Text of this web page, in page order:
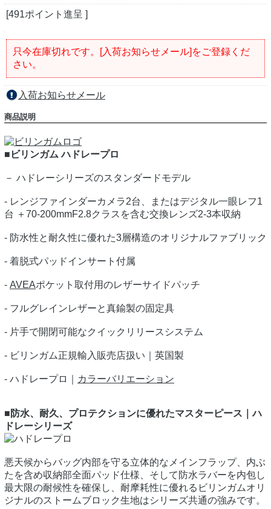
[491ポイント進呈 ]
只今在庫切れです。[入荷お知らせメール]をご登録くだ
さい。
入荷お知らせメール
商品説明
■ビリンガム ハドレープロ
－ ハドレーシリーズのスタンダードモデル
- レンジファインダーカメラ2台、またはデジタル一眼レフ1
台 ＋70-200mmF2.8クラスを含む交換レンズ2-3本収納
- 防水性と耐久性に優れた3層構造のオリジナルファブリック
- 着脱式パッドインサート付属
- AVEAポケット取付用のレザーサイドパッチ
- フルグレインレザーと真鍮製の固定具
- 片手で開閉可能なクイックリリースシステム
- ビリンガム正規輸入販売店扱い｜英国製
- ハドレープロ｜ カラーバリエーション
■防水、耐久、プロテクションに優れたマスターピース｜ハ
ドレーシリーズ
悪天候からバッグ内部を守る立体的なメインフラップ、内ぶ
たを含め収納部全面パッド仕様、そして防水ラバーを内包し
最大限の耐候性を確保し、耐摩耗性に優れるビリンガムオリ
ジナルのストームブロック生地はシリーズ共通の強みです。